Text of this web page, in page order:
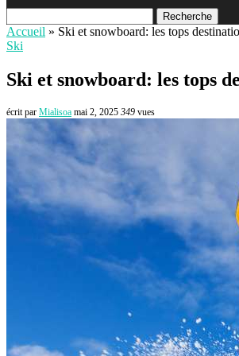
Recherche
Accueil » Ski et snowboard: les tops
Ski
Ski et snowboard: les tops
écrit par Mialisoa mai 2, 2025 349 vues